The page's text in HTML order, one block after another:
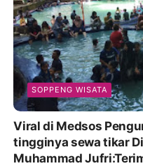
SOPPENG WISATA
Viral di Medsos
tingginya sewa tikar
Muhammad